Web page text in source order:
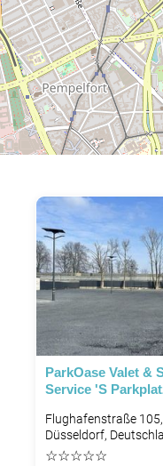
ParkOase Valet &
Service 's
Flughafenstraße
Düsseldorf,
☆☆☆☆☆